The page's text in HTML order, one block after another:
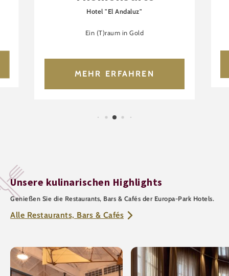
Hotel "El Andaluz"
Ein (T)raum in Gold
MEHR ERFAHREN
Unsere kulinarischen Highlights
Genießen Sie die Restaurants, Bars & Cafés der Europa-Park Hotels.
Alle Restaurants, Bars & Cafés